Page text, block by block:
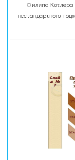
Филипа Котлера
нестандартного